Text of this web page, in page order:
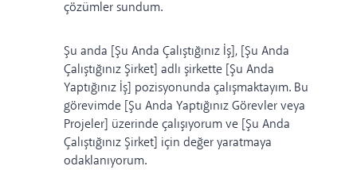
çözümler sundum.
Şu anda [Şu Anda Çalıştığınız İş], [Şu Anda
Çalıştığınız Şirket] adlı şirkette [Şu Anda
Yaptığınız İş] pozisyonunda çalışmaktayım. Bu
görevimde [Şu Anda Yaptığınız Görevler veya
Projeler] üzerinde çalışıyorum ve [Şu Anda
Çalıştığınız Şirket] için değer yaratmaya
odaklanıyorum.